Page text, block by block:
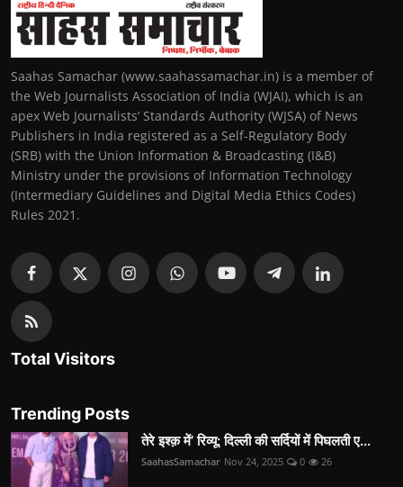
Saahas Samachar (www.saahassamachar.in) is a member of
the Web Journalists Association of India (WJAI), which is an
apex Web Journalists’ Standards Authority (WJSA) of News
Publishers in India registered as a Self-Regulatory Body
(SRB) with the Union Information & Broadcasting (I&B)
Ministry under the provisions of Information Technology
(Intermediary Guidelines and Digital Media Ethics Codes)
Rules 2021.
Total Visitors
Trending Posts
तेरे इश्क़ में’ रिव्यू: दिल्ली की सर्दियों में पिघलती ए...
SaahasSamachar Nov 24, 2025 0 26